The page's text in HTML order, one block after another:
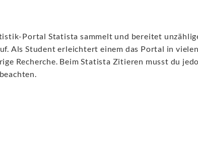
Portal Statista sammelt und bereitet
Als Student erleichtert einem das Portal in
Recherche. Beim Statista Zitieren musst du